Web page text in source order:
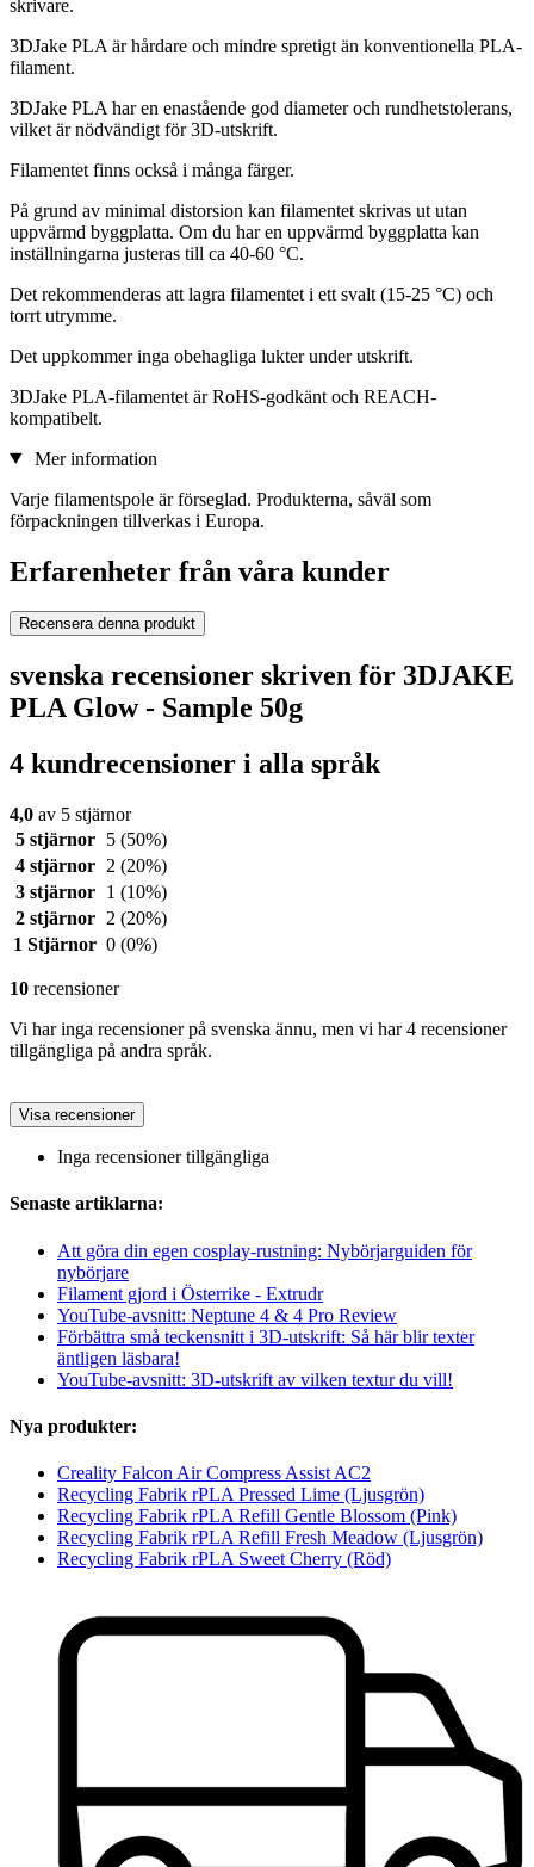
skrivare.
3DJake PLA är hårdare och mindre spretigt än konventionella PLA-
filament.
3DJake PLA har en enastående god diameter och rundhetstolerans,
vilket är nödvändigt för 3D-utskrift.
Filamentet finns också i många färger.
På grund av minimal distorsion kan filamentet skrivas ut utan
uppvärmd byggplatta. Om du har en uppvärmd byggplatta kan
inställningarna justeras till ca 40-60 °C.
Det rekommenderas att lagra filamentet i ett svalt (15-25 °C) och
torrt utrymme.
Det uppkommer inga obehagliga lukter under utskrift.
3DJake PLA-filamentet är RoHS-godkänt och REACH-
kompatibelt.
Mer information
Varje filamentspole är förseglad. Produkterna, såväl som
förpackningen tillverkas i Europa.
Erfarenheter från våra kunder
Recensera denna produkt
svenska recensioner skriven för 3DJAKE
PLA Glow - Sample 50g
4 kundrecensioner i alla språk
4,0 av 5 stjärnor
5 stjärnor
5 (50%)
4 stjärnor
2 (20%)
3 stjärnor
1 (10%)
2 stjärnor
2 (20%)
1 Stjärnor 0 (0%)
10 recensioner
Vi har inga recensioner på svenska ännu, men vi har 4 recensioner
tillgängliga på andra språk.
Visa recensioner
Inga recensioner tillgängliga
Senaste artiklarna:
Att göra din egen cosplay-rustning: Nybörjarguiden för
nybörjare
Filament gjord i Österrike - Extrudr
YouTube-avsnitt: Neptune 4 & 4 Pro Review
Förbättra små teckensnitt i 3D-utskrift: Så här blir texter
äntligen läsbara!
YouTube-avsnitt: 3D-utskrift av vilken textur du vill!
Nya produkter:
Creality Falcon Air Compress Assist AC2
Recycling Fabrik rPLA Pressed Lime (Ljusgrön)
Recycling Fabrik rPLA Refill Gentle Blossom (Pink)
Recycling Fabrik rPLA Refill Fresh Meadow (Ljusgrön)
Recycling Fabrik rPLA Sweet Cherry (Röd)